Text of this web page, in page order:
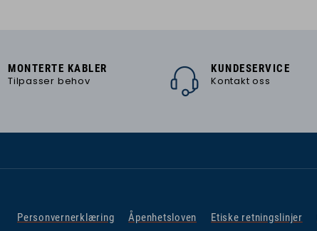
MONTERTE KABLER
Tilpasser behov
KUNDESERVICE
Kontakt oss
Personvernerklæring Åpenhetsloven Etiske retningslinjer